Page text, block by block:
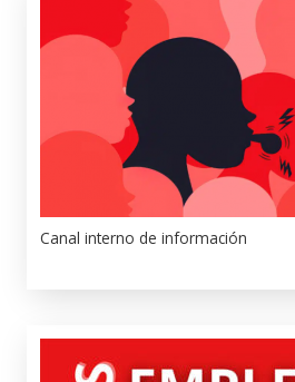
Canal interno de información